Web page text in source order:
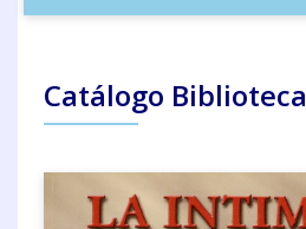
Catálogo Biblioteca